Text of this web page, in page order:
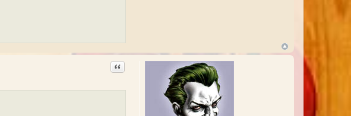
h
a
ë
l
Citation